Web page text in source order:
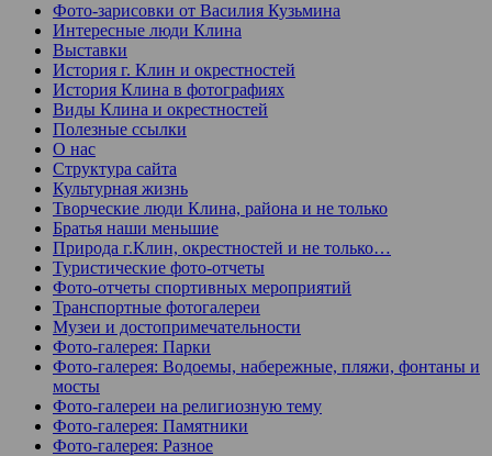
Фото-зарисовки от Василия Кузьмина
Интересные люди Клина
Выставки
История г. Клин и окрестностей
История Клина в фотографиях
Виды Клина и окрестностей
Полезные ссылки
О нас
Структура сайта
Культурная жизнь
Творческие люди Клина, района и не только
Братья наши меньшие
Природа г.Клин, окрестностей и не только…
Туристические фото-отчеты
Фото-отчеты спортивных мероприятий
Транспортные фотогалереи
Музеи и достопримечательности
Фото-галерея: Парки
Фото-галерея: Водоемы, набережные, пляжи, фонтаны и
мосты
Фото-галереи на религиозную тему
Фото-галерея: Памятники
Фото-галерея: Разное